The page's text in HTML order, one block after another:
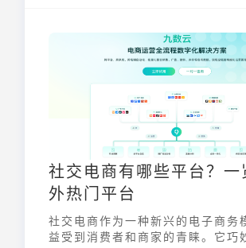
“Python + 专业BI + 行业工具”
社交电商有哪些平台？一
外热门平台
社交电商作为一种新兴的电子商务
益受到消费者和商家的青睐。它巧